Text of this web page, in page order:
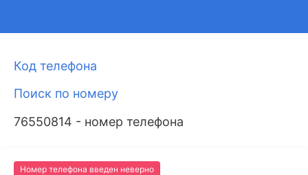
Код телефона
Поиск по номеру
76550814 - номер телефона
Номер телефона введен неверно